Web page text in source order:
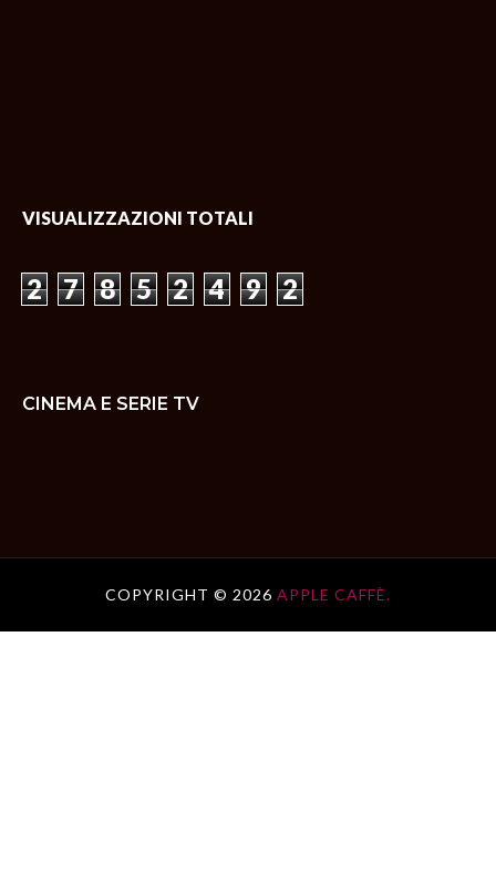
VISUALIZZAZIONI TOTALI
2 7 8 5 2 4 9 2
CINEMA E SERIE TV
COPYRIGHT © 2026 APPLE CAFFÈ.